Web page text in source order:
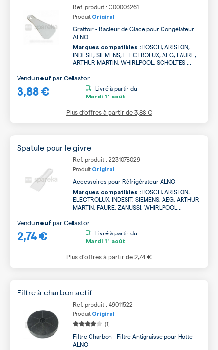
Ref. produit : C00003261
Produit Original
Grattoir - Racleur de Glace pour Congélateur
ALNO
Marques compatibles : BOSCH, ARISTON,
INDESIT, SIEMENS, ELECTROLUX, AEG, FAURE,
ARTHUR MARTIN, WHIRLPOOL, SCHOLTES ...
3,88 €
Vendu neuf parCellastor
Livré à partir du
Mardi 11 août
Plus d’offres à partir de3,88 €
Spatule pour le givre
Ref. produit : 2231078029
Produit Original
Accessoires pour Réfrigérateur ALNO
Marques compatibles : BOSCH, ARISTON,
ELECTROLUX, INDESIT, SIEMENS, AEG, ARTHUR
MARTIN, FAURE, ZANUSSI, WHIRLPOOL ...
2,74 €
Vendu neuf parCellastor
Livré à partir du
Mardi 11 août
Plus d’offres à partir de2,74 €
Filtre à charbon actif
Ref. produit : 49011522
Produit Original
(1)
Filtre Charbon - Filtre Antigraisse pour Hotte
ALNO